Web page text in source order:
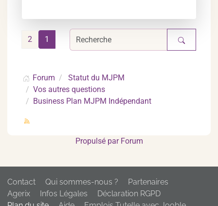
1
2
Forum
Statut du MJPM
Vos autres questions
Business Plan MJPM Indépendant
Propulsé par Forum
Contact Qui sommes-nous ?
Partenaires
Agerix
Infos Légales
Déclaration RGPD